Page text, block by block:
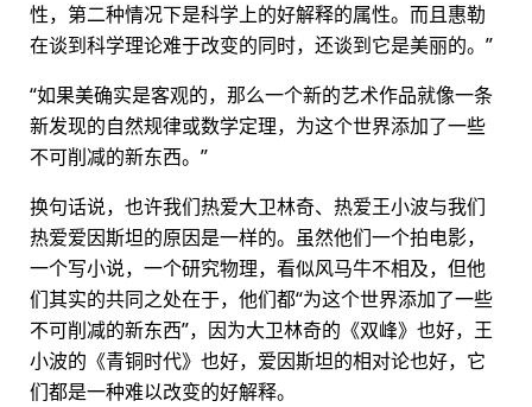
性，第二种情况下是科学上的好解释的属性。而且惠勒
在谈到科学理论难于改变的同时，还谈到它是美丽的。”
“如果美确实是客观的，那么一个新的艺术作品就像一条
新发现的自然规律或数学定理，为这个世界添加了一些
不可削减的新东西。”
换句话说，也许我们热爱大卫林奇、热爱王小波与我们
热爱爱因斯坦的原因是一样的。虽然他们一个拍电影，
一个写小说，一个研究物理，看似风马牛不相及，但他
们其实的共同之处在于，他们都“为这个世界添加了一些
不可削减的新东西”，因为大卫林奇的《双峰》也好，王
小波的《青铜时代》也好，爱因斯坦的相对论也好，它
们都是一种难以改变的好解释。